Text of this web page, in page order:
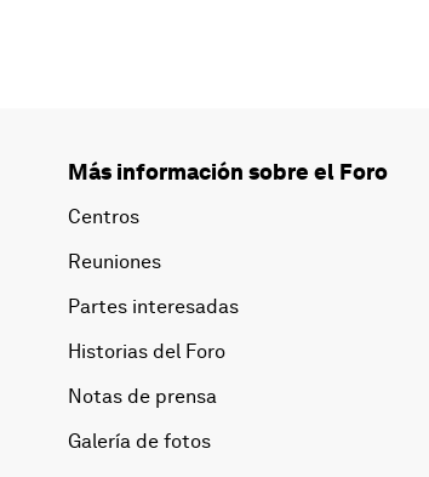
Más información sobre el Foro
Centros
Reuniones
Partes interesadas
Historias del Foro
Notas de prensa
Galería de fotos